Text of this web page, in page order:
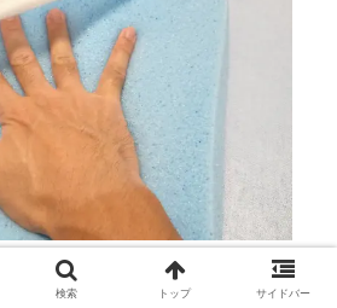
ジェルメモリーフォームトッ
検索 トップ サイドバー